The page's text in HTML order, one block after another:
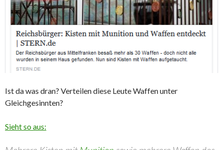
Ist da was dran? Verteilen diese Leute Waffen unter
Gleichgesinnten?
Sieht so aus: